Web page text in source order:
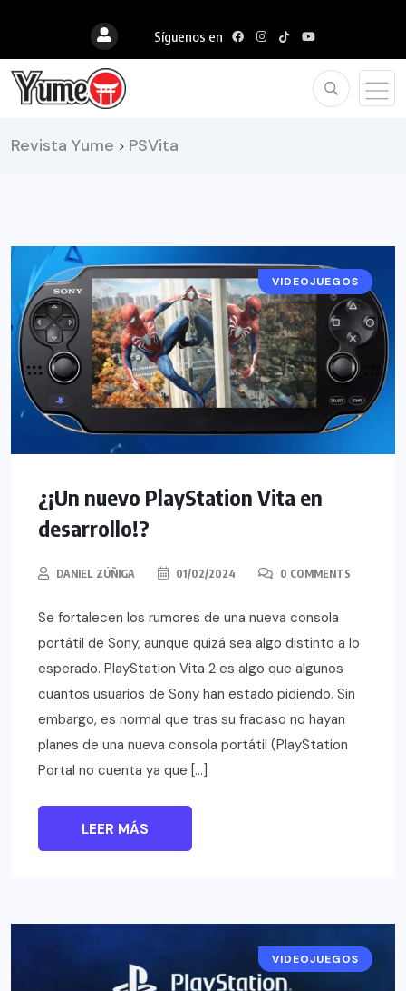
Síguenos en
Revista Yume > PSVita
NOTICIAS
VIDEOJUEGOS
¿¡Un nuevo PlayStation Vita en
desarrollo!?
DANIEL ZÚÑIGA 01/02/2024 0 COMMENTS
Se fortalecen los rumores de una nueva consola
portátil de Sony, aunque quizá sea algo distinto a lo
esperado. PlayStation Vita 2 es algo que algunos
cuantos usuarios de Sony han estado pidiendo. Sin
embargo, es normal que tras su fracaso no hayan
planes de una nueva consola portátil (PlayStation
Portal no cuenta ya que […]
LEER MÁS
EVENTOS
VIDEOJUEGOS